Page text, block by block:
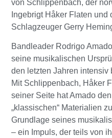
von Schlippenbach, der
Ingebrigt Håker Flaten und
Schlagzeuger Gerry
Bandleader Rodrigo
seine musikalischen
den letzten Jahren intensiv
Mit Schlippenbach, Håker
seiner Seite hat Amado
„klassischen“ Materialien
Grundlage seines
– ein Impuls, der teils von